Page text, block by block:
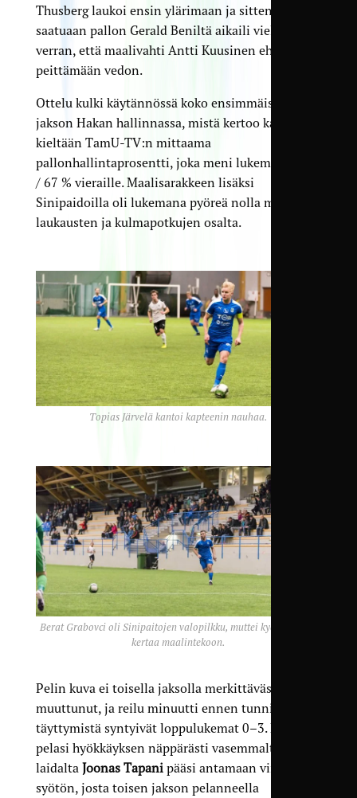
Thusberg laukoi ensin ylärimaan ja sitten
saatuaan pallon Gerald Beniltä aikaili vielä sen
verran, että maalivahti Antti Kuusinen ehti
peittämään vedon.
Ottelu kulki käytännössä koko ensimmäisen
jakson Hakan hallinnassa, mistä kertoo karua
kieltään TamU-TV:n mittaama
pallonhallintaprosentti, joka meni lukemin 33 %
/ 67 % vieraille. Maalisarakkeen lisäksi
Sinipaidoilla oli lukemana pyöreä nolla myös
laukausten ja kulmapotkujen osalta.
Topias Järvelä kantoi kapteenin nauhaa.
Berat Grabovci oli Sinipaitojen valopilkku, muttei kyennyt tällä
kertaa maalintekoon.
Pelin kuva ei toisella jaksolla merkittävästi
muuttunut, ja reilu minuutti ennen tunnin
täyttymistä syntyivät loppulukemat 0–3. Haka
pelasi hyökkäyksen näppärästi vasemmalta
laidalta Joonas Tapanipääsi antamaan viimeisen
syötön, josta toisen jakson pelanneella